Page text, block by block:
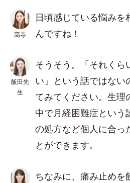
高寺
日頃感じている悩みを
んですね！
飯田先
生
そうそう。「それくら
い」という話ではない
てみてください。生理
中で月経困難症という
の処方など個人に合っ
とができます。
ちなみに、痛み止めを